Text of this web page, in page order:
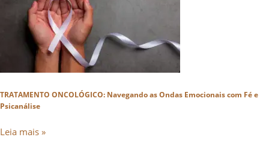
TRATAMENTO ONCOLÓGICO: Navegando as Ondas Emocionais com Fé e
Psicanálise
Leia mais »